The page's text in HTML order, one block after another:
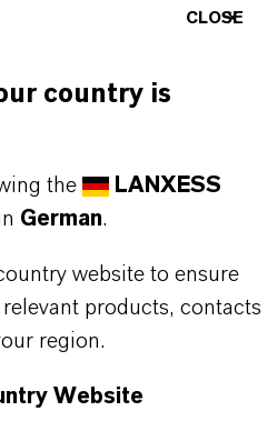
bieten
Produkte: Wir
Innovationskraft und
jedoch Sie: unsere
profitieren von
globaler Präsenz
ihrer Märkte. Hier
Gründe, warum
CLOSE
country is
the
LANXESS
German.
website to ensure
products, contacts
region.
Website